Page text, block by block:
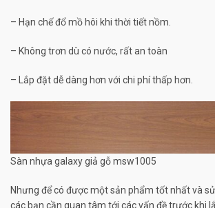
– Hạn chế đổ mồ hôi khi thời tiết nồm.
– Không trơn dù có nước, rất an toàn
– Lắp đặt dễ dàng hơn với chi phí thấp hơn.
Sàn nhựa galaxy giả gỗ msw1005
Nhưng để có được một sản phẩm tốt nhất và
các bạn cần quan tâm tới các vấn đề trước khi